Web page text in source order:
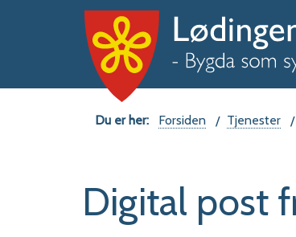
Du
her:
Forsiden Tjenester
Digital post